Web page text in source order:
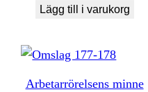
Lägg till i varukorg
Arbetarrörelsens minne